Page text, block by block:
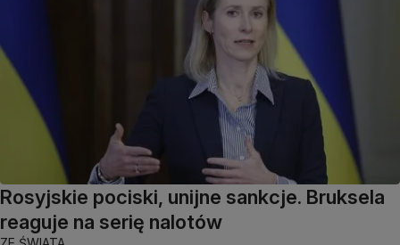
Rosyjskie pociski, unijne sankcje. Bruksela
reaguje na serię nalotów